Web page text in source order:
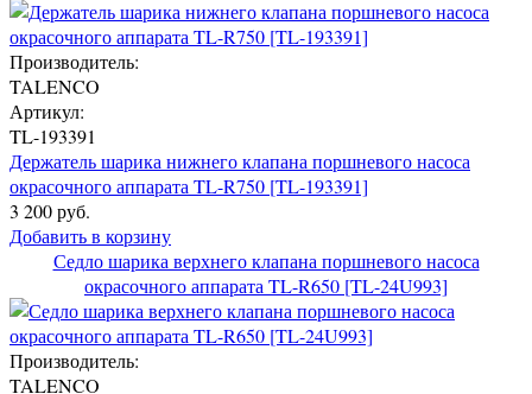
Производитель:
TALENCO
Артикул:
TL-193391
Держатель шарика нижнего клапана поршневого насоса
окрасочного аппарата TL-R750 [TL-193391]
3 200 руб.
Добавить в корзину
Седло шарика верхнего клапана поршневого насоса
окрасочного аппарата TL-R650 [TL-24U993]
Производитель:
TALENCO